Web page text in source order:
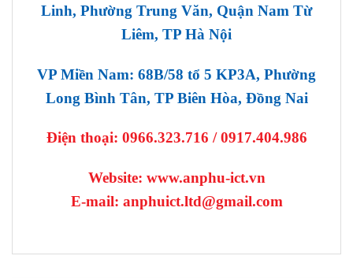
Linh, Phường Trung Văn, Quận Nam Từ
Liêm, TP Hà Nội
VP Miền Nam: 68B/58 tổ 5 KP3A, Phường
Long Bình Tân, TP Biên Hòa, Đồng Nai
Điện thoại: 0966.323.716 / 0917.404.986
Website: www.anphu-ict.vn
E-mail: anphuict.ltd@gmail.com